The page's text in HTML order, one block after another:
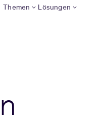
Themen Lösungen